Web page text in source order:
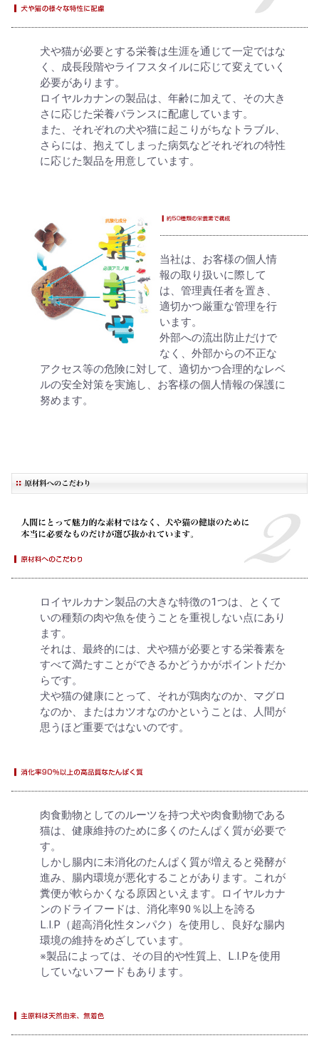
犬や猫が必要とする栄養は生涯を通じて一定ではな
く、成長段階やライフスタイルに応じて変えていく
必要があります。
ロイヤルカナンの製品は、年齢に加えて、その大き
さに応じた栄養バランスに配慮しています。
また、それぞれの犬や猫に起こりがちなトラブル、
さらには、抱えてしまった病気などそれぞれの特性
に応じた製品を用意しています。
当社は、お客様の個人情
報の取り扱いに際して
は、管理責任者を置き、
適切かつ厳重な管理を行
います。
外部への流出防止だけで
なく、外部からの不正な
アクセス等の危険に対して、適切かつ合理的なレベ
ルの安全対策を実施し、お客様の個人情報の保護に
努めます。
ロイヤルカナン製品の大きな特徴の1つは、とくて
いの種類の肉や魚を使うことを重視しない点にあり
ます。
それは、最終的には、犬や猫が必要とする栄養素を
すべて満たすことができるかどうかがポイントだか
らです。
犬や猫の健康にとって、それが鶏肉なのか、マグロ
なのか、またはカツオなのかということは、人間が
思うほど重要ではないのです。
肉食動物としてのルーツを持つ犬や肉食動物である
猫は、健康維持のために多くのたんぱく質が必要で
す。
しかし腸内に未消化のたんぱく質が増えると発酵が
進み、腸内環境が悪化することがあります。これが
糞便が軟らかくなる原因といえます。ロイヤルカナ
ンのドライフードは、消化率90％以上を誇る
L.I.P（超高消化性タンパク）を使用し、良好な腸内
環境の維持をめざしています。
※製品によっては、その目的や性質上、L.I.Pを使用
していないフードもあります。